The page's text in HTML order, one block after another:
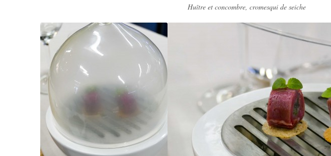
Huître et concombre, cromesqui de seiche